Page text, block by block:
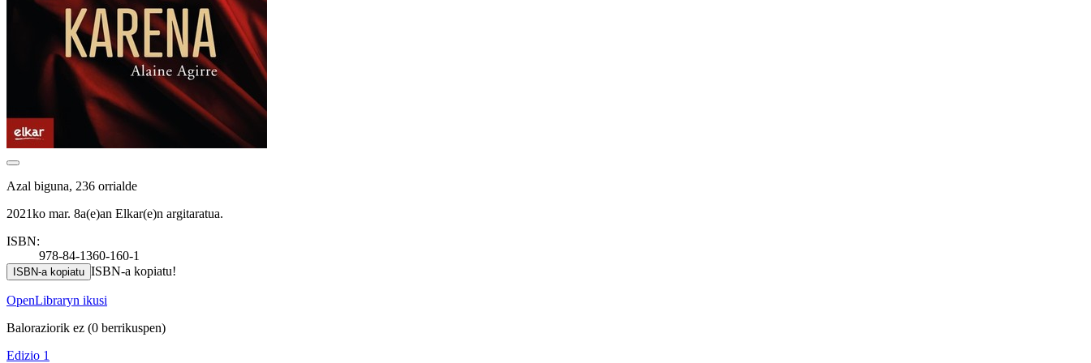
Azal biguna, 236 orrialde
2021ko mar. 8a(e)an Elkar(e)n argitaratua.
ISBN:
978-84-1360-160-1
ISBN-a kopiatu ISBN-a kopiatu!
OpenLibraryn ikusi
Baloraziorik ez (0 berrikuspen)
Edizio 1